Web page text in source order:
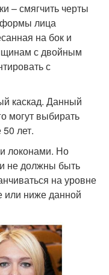
– смягчить черты
формы лица
на бок и
с двойным
с
каскад. Данный
могут выбирать
лет.
локонами. Но
не должны быть
на уровне
или ниже данной